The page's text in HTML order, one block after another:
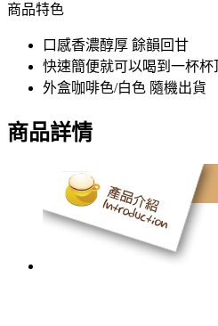
商品特色
口感香濃醇厚 餘韻回甘
快速簡便就可以喝到一杯杯
外盒咖啡色/白色 隨機出貨
商品詳情